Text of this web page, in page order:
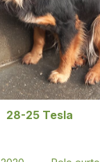
28-25 Tesla